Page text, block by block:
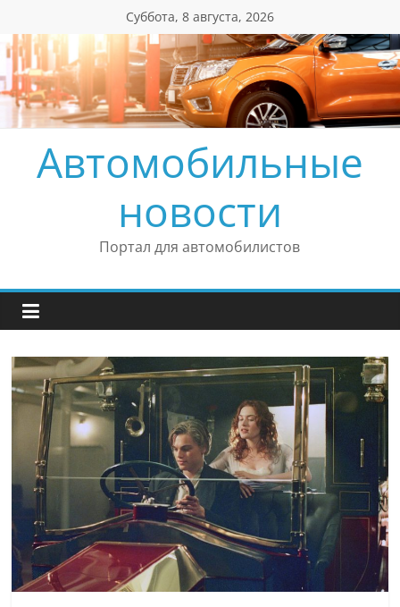
содержимому
Суббота, 8 августа, 2026
Автомобильные
новости
Портал для автомобилистов